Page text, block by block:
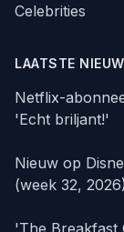
Celebrities
LAATSTE
Netflix-
'Echt briljant!'
Nieuw op
(week 32, 2026)
'The Breakfast